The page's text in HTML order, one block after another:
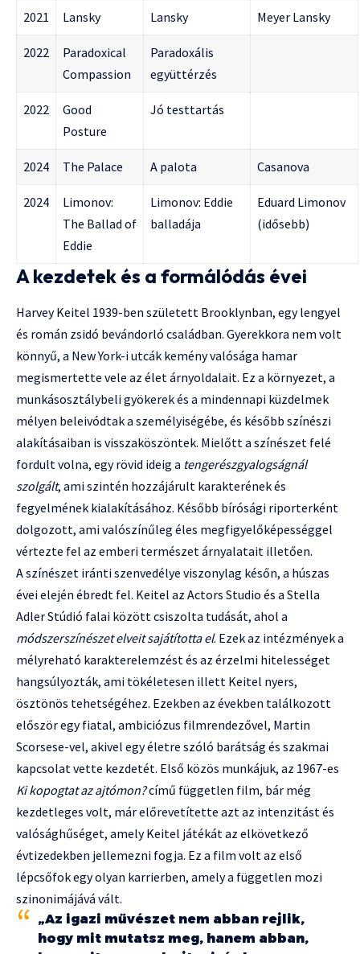
2021 Lansky Lansky Meyer Lansky
2022
Paradoxical
Compassion
Paradoxális
együttérzés
2022
Good
Posture
Jó testtartás
2024 The Palace A palota Casanova
2024
Limonov:
The Ballad of
Eddie
Limonov: Eddie
balladája
Eduard Limonov
(idősebb)
A kezdetek és a formálódás évei
Harvey Keitel 1939-ben született Brooklynban, egy lengyel
és román zsidó bevándorló családban. Gyerekkora nem volt
könnyű, a New York-i utcák kemény valósága hamar
megismertette vele az élet árnyoldalait. Ez a környezet, a
munkásosztálybeli gyökerek és a mindennapi küzdelmek
mélyen beleivódtak a személyiségébe, és később színészi
alakításaiban is visszaköszöntek. Mielőtt a színészet felé
fordult volna, egy rövid ideig a tengerészgyalogságnál
szolgált, ami szintén hozzájárult karakterének és
fegyelmének kialakításához. Később bírósági riporterként
dolgozott, ami valószínűleg éles megfigyelőképességgel
vértezte fel az emberi természet árnyalatait illetően.
A színészet iránti szenvedélye viszonylag későn, a húszas
évei elején ébredt fel. Keitel az Actors Studio és a Stella
Adler Stúdió falai között csiszolta tudását, ahol a
módszerszínészet elveit sajátította el. Ezek az intézmények a
mélyreható karakterelemzést és az érzelmi hitelességet
hangsúlyozták, ami tökéletesen illett Keitel nyers,
ösztönös tehetségéhez. Ezekben az években találkozott
először egy fiatal, ambiciózus filmrendezővel, Martin
Scorsese-vel, akivel egy életre szóló barátság és szakmai
kapcsolat vette kezdetét. Első közös munkájuk, az 1967-es
Ki kopogtat az ajtómon?című független film, bár még
kezdetleges volt, már előrevetítette azt az intenzitást és
valósághűséget, amely Keitel játékát az elkövetkező
évtizedekben jellemezni fogja. Ez a film volt az első
lépcsőfok egy olyan karrierben, amely a független mozi
szinonimájává vált.
„Az igazi művészet nem abban rejlik,
hogy mit mutatsz meg, hanem abban,